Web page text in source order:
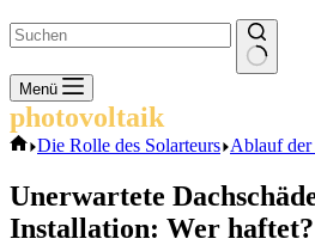
Keine
Ergebnisse
Menü
photovoltaik
Start
Die Rolle des Solarteurs Ablauf
Unerwartete
Installation: Wer haftet?